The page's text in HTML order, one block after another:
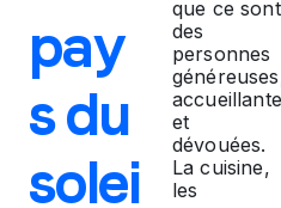
pay
s du
solei
que ce sont
des
personnes
et
dévouées.
La cuisine,
les
s
t
e